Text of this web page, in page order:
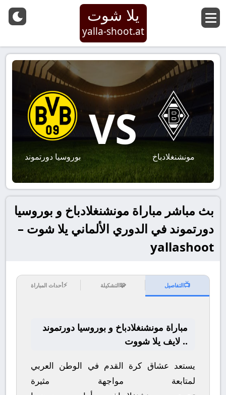
يلا شوت
yalla-shoot.at
مونشنغلادباخ
VS
بوروسيا دورتموند
بث مباشر مباراة مونشنغلادباخ و بوروسيا
دورتموند في الدوري الألماني يلا شوت –
yallashoot
📺التفاصيل 🧩التشكيلة ⚡أحداث المباراة
مباراة مونشنغلادباخ و بوروسيا دورتموند
.. لايف يلا شووت
يستعد عشاق كرة القدم في الوطن العربي
لمتابعة مواجهة مثيرة